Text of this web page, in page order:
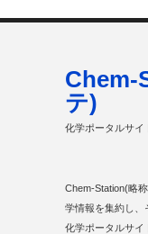
Chem-
テ)
化学ポータルサイ
Chem-Station(略
学情報を集約し、
化学ポータルサイ